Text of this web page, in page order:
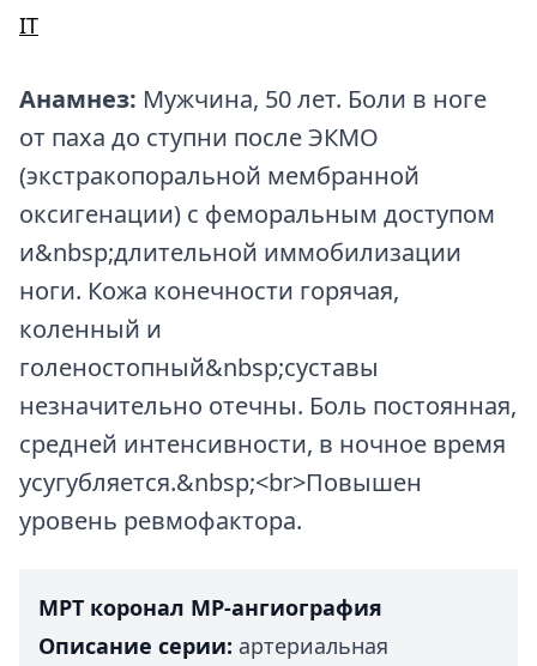
IT
Анамнез: Мужчина, 50 лет. Боли в ноге
от паха до ступни после ЭКМО
(экстракопоральной мембранной
оксигенации) с феморальным доступом
и&nbsp;длительной иммобилизации
ноги. Кожа конечности горячая,
коленный и
голеностопный&nbsp;суставы
незначительно отечны. Боль постоянная,
средней интенсивности, в ночное время
усугубляется.&nbsp;<br>Повышен
уровень ревмофактора.
МРТ коронал МР-ангиография
Описание серии: артериальная